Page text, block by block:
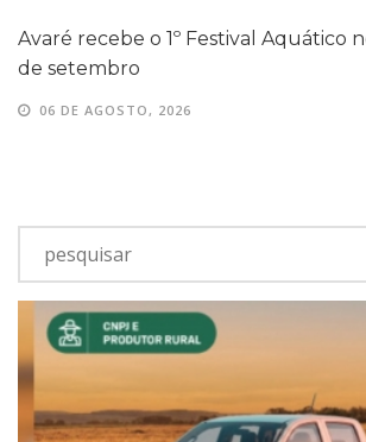
Avaré recebe o 1º Festival Aquático
de setembro
06 DE AGOSTO, 2026